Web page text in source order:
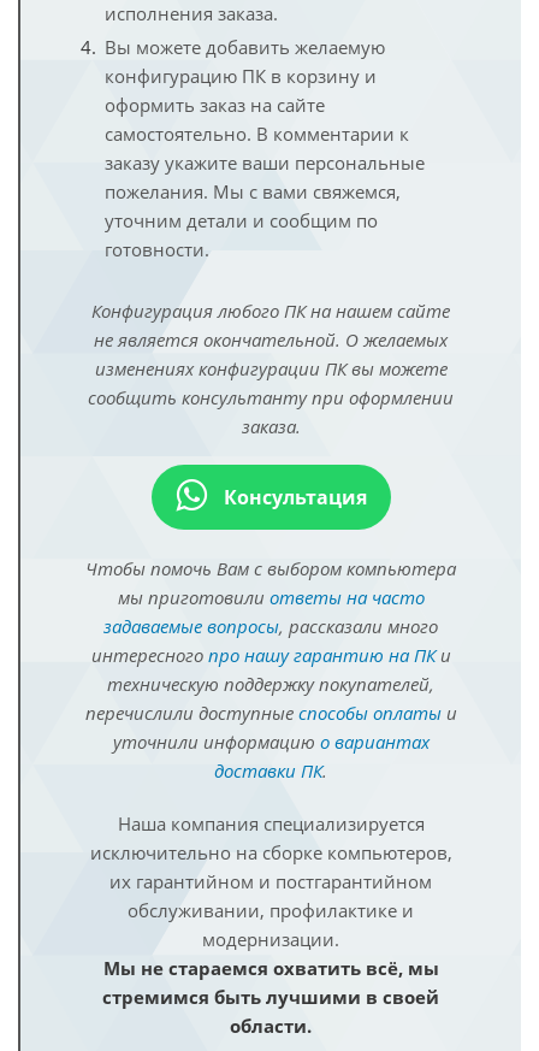
исполнения заказа.
Вы можете добавить желаемую
конфигурацию ПК в корзину и
оформить заказ на сайте
самостоятельно. В комментарии к
заказу укажите ваши персональные
пожелания. Мы с вами свяжемся,
уточним детали и сообщим по
готовности.
Конфигурация любого ПК на нашем сайте
не является окончательной. О желаемых
изменениях конфигурации ПК вы можете
сообщить консультанту при оформлении
заказа.
Консультация
Чтобы помочь Вам с выбором компьютера
мы приготовили ответы на часто
задаваемые вопросы, рассказали много
интересного про нашу гарантию на ПКи
техническую поддержку покупателей,
перечислили доступные способы оплатыи
уточнили информацию о вариантах
доставки ПК.
Наша компания специализируется
исключительно на сборке компьютеров,
их гарантийном и постгарантийном
обслуживании, профилактике и
модернизации.
Мы не стараемся охватить всё, мы
стремимся быть лучшими в своей
области.